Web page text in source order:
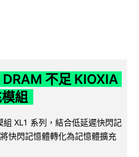
不足 KIOXIA
組
XL1 系列，結合低延遲快閃記
快閃記憶體轉化為記憶體擴充